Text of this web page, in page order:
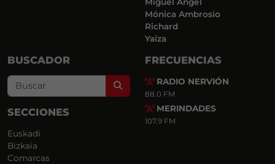
Miguel Ángel
Mónica Ambrosio
Richard
Yaiza
BUSCADOR
Search
SECCIONES
Euskadi
Bizkaia
Comarcas
FRECUENCIAS
RADIO NERVIÓN
88.0 FM
MERINDADES
107.9 FM